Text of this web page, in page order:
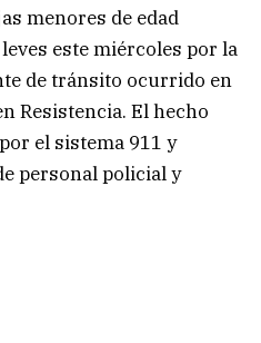
menores de edad
este miércoles por la
de tránsito ocurrido en
Resistencia. El hecho
el sistema 911 y
personal policial y